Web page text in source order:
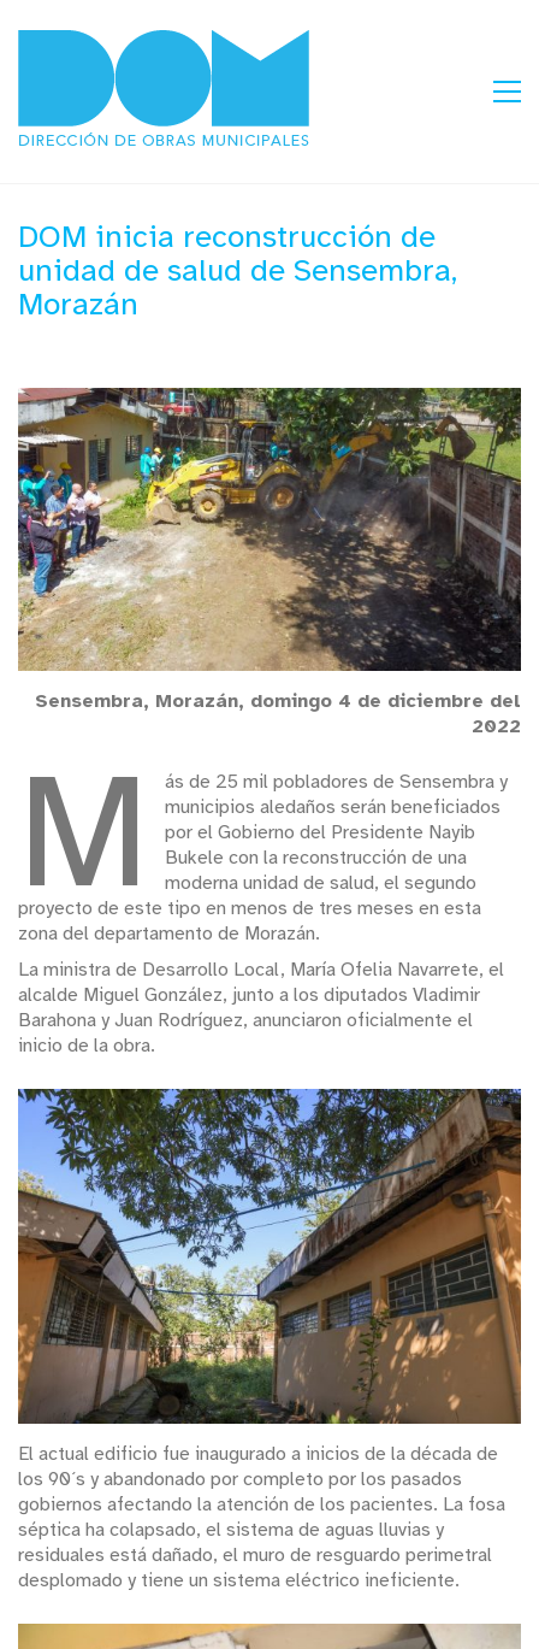
DOM inicia reconstrucción de
unidad de salud de Sensembra,
Morazán
Sensembra, Morazán, domingo 4 de diciembre del
2022
M
ás de 25 mil pobladores de Sensembra y
municipios aledaños serán beneficiados
por el Gobierno del Presidente Nayib
Bukele con la reconstrucción de una
moderna unidad de salud, el segundo
proyecto de este tipo en menos de tres meses en esta
zona del departamento de Morazán.
La ministra de Desarrollo Local, María Ofelia Navarrete, el
alcalde Miguel González, junto a los diputados Vladimir
Barahona y Juan Rodríguez, anunciaron oficialmente el
inicio de la obra.
El actual edificio fue inaugurado a inicios de la década de
los 90´s y abandonado por completo por los pasados
gobiernos afectando la atención de los pacientes. La fosa
séptica ha colapsado, el sistema de aguas lluvias y
residuales está dañado, el muro de resguardo perimetral
desplomado y tiene un sistema eléctrico ineficiente.